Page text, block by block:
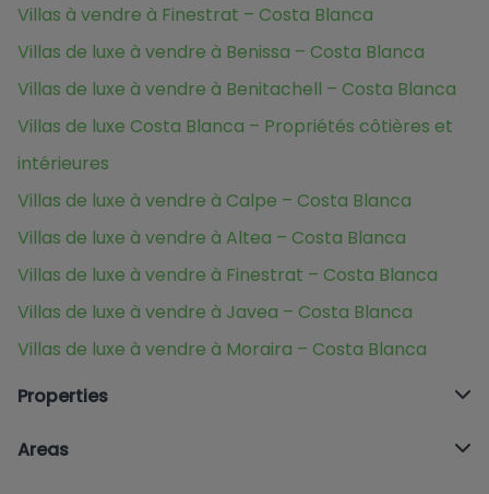
Villas à vendre à Finestrat – Costa Blanca
Villas de luxe à vendre à Benissa – Costa Blanca
Villas de luxe à vendre à Benitachell – Costa Blanca
Villas de luxe Costa Blanca – Propriétés côtières et
intérieures
Villas de luxe à vendre à Calpe – Costa Blanca
Villas de luxe à vendre à Altea – Costa Blanca
Villas de luxe à vendre à Finestrat – Costa Blanca
Villas de luxe à vendre à Javea – Costa Blanca
Villas de luxe à vendre à Moraira – Costa Blanca
Properties
Areas